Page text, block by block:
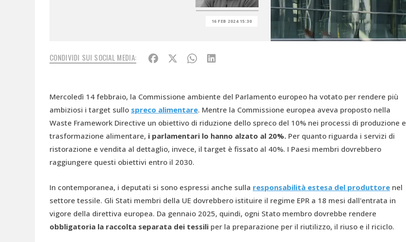
16 FEB 2024 15:30
CONDIVIDI SUI SOCIAL MEDIA:
Mercoledì 14 febbraio, la Commissione ambiente del Parlamento europeo ha votato per rendere più
ambiziosi i target sullo spreco alimentare. Mentre la Commissione europea aveva proposto nella
Waste Framework Directive un obiettivo di riduzione dello spreco del 10% nei processi di produzione e
trasformazione alimentare, i parlamentari lo hanno alzato al 20%. Per quanto riguarda i servizi di
ristorazione e vendita al dettaglio, invece, il target è fissato al 40%. I Paesi membri dovrebbero
raggiungere questi obiettivi entro il 2030.
In contemporanea, i deputati si sono espressi anche sulla responsabilità estesa del produttore nel
settore tessile. Gli Stati membri della UE dovrebbero istituire il regime EPR a 18 mesi dall'entrata in
vigore della direttiva europea. Da gennaio 2025, quindi, ogni Stato membro dovrebbe rendere
obbligatoria la raccolta separata dei tessili per la preparazione per il riutilizzo, il riuso e il riciclo.